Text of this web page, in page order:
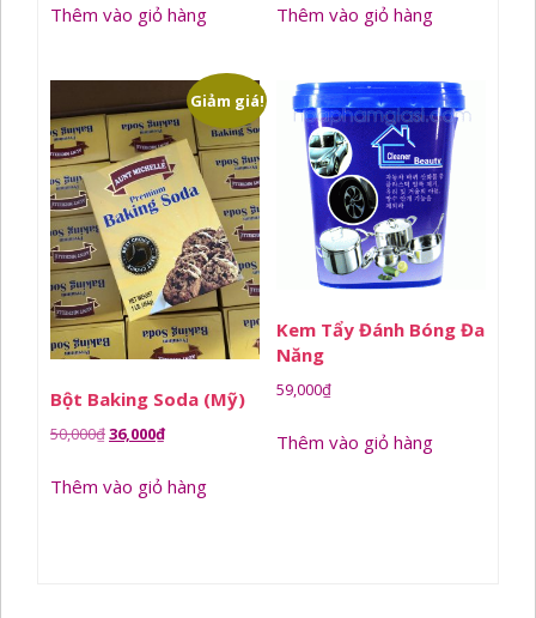
Thêm vào giỏ hàng Thêm vào giỏ hàng
Giảm giá!
Bột Baking Soda (Mỹ)
50,000₫Giá
là:
36,000₫Giá
tại
Thêm vào giỏ hàng
Kem Tẩy Đánh Bóng Đa
Năng
59,000₫
Thêm vào giỏ hàng